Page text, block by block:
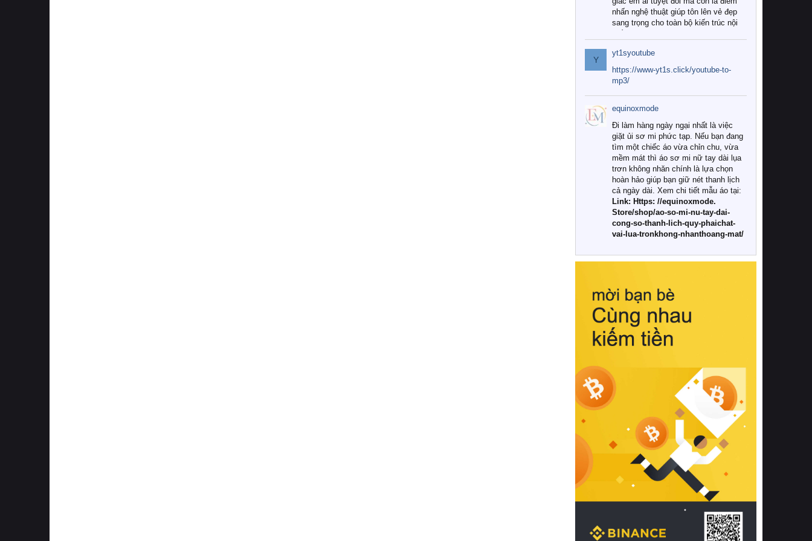
nhấn nghệ thuật giúp tôn lên vẻ đẹp
sang trọng cho toàn bộ kiến trúc nội
Tuy nhiên, giữa thị trường đa dạng
với vô vàn thương hiệu và mẫu mã
như hiện nay, làm thế nào để chọn
được những bộ chăn ga gối đệm cao
cấp thực sự chất lượng, phù hợp với
khí hậu và nhu cầu sử dụng của gia
đình? Hãy cùng chúng tôi đi tìm lời
giải đáp chi tiết qua bài viết dưới đây.
1. Tại sao các gia đình hiện đại lại ưa
chuộng chăn ga gối đệm cao cấp?
Khác với các dòng sản phẩm thông
thường, những bộ chăn ga gối đệm
cao cấp trải qua quy trình sản xuất
nghiêm ngặt từ khâu chọn lọc nguyên
liệu tự nhiên đến công nghệ dệt
nhuộm hiện đại không chứa hóa chất
này, bạn sẽ cảm nhận rõ rệt sự khác
hồi chuẩn xác của phần đệm nâng đỡ
cột sống.
Bên cạnh đó, việc lựa chọn các dòng
sản phẩm đạt chuẩn chất lượng quốc
tế còn giúp ngăn ngừa tình trạng kích
khuẩn và nấm mốc trong điều kiện
thời tiết nóng ẩm. Bạn có thể tìm hiểu
thêm các nghiên cứu khoa học về tác
động của giấc ngủ và môi trường
phòng ngủ đối với sức khỏe con
người tại Sleep Foundation (External
Link) để có cái nhìn toàn diện hơn.
2. Các tiêu chí vàng khi lựa chọn
chăn ga gối đệm cao cấp cho phòng
ngủ
Để sở hữu một bộ chăn ga gối đệm
cao cấp hoàn hảo cả về thẩm mỹ lẫn
công năng, người tiêu dùng cần cân
nhắc kỹ lưỡng các tiêu chí quan trọng
Y
yt1syoutube
https://www-yt1s.click/youtube-to-
mp3/
equinoxmode
Đi làm hàng ngày ngại nhất là việc
giặt ủi sơ mi phức tạp. Nếu bạn đang
tìm một chiếc áo vừa chỉn chu, vừa
mềm mát thì áo sơ mi nữ tay dài lụa
trơn không nhăn chính là lựa chọn
hoàn hảo giúp bạn giữ nét thanh lịch
cả ngày dài. Xem chi tiết mẫu áo tại:
Link: Https: //equinoxmode.
Store/shop/ao-so-mi-nu-tay-dai-
cong-so-thanh-lich-quy-phaichat-
vai-lua-tronkhong-nhanthoang-mat/